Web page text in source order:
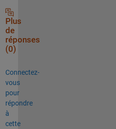
Plus
de
réponses
(0)
Connectez-
vous
pour
répondre
à
cette